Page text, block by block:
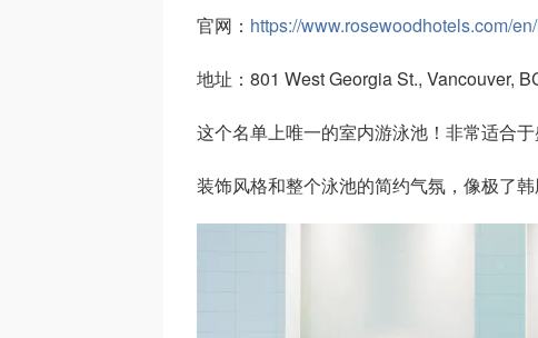
官网： https://www.rosewoodhotels.com/
地址：801 West Georgia St., Vancouver,
这个名单上唯一的室内游泳池！非常适合
装饰风格和整个泳池的简约气氛，像极了